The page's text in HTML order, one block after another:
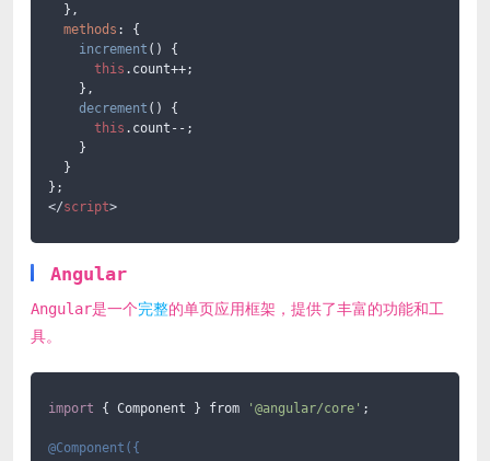
  },
methods : {
increment ( ) {
this . count++;
    },
decrement ( ) {
this . count --;
    }
  }
</script>
Angular
Angular是一个完整的单页应用框架，提供了丰富的功能和工
具。
import { Component } from '@angular/core' ;
@Component({